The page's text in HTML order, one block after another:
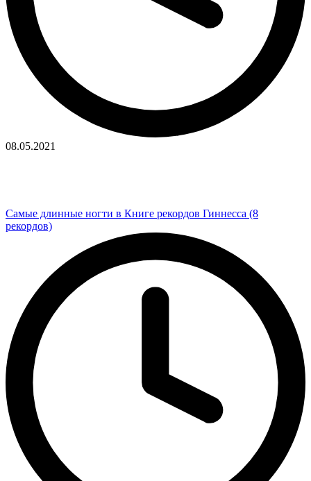
08.05.2021
Самые длинные ногти в Книге рекордов Гиннесса (8
рекордов)